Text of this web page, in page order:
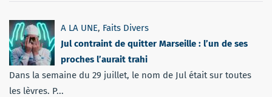
A LA UNE, Faits Divers
Jul contraint de quitter Marseille : l’un de ses
proches l’aurait trahi
Dans la semaine du 29 juillet, le nom de Jul était sur toutes
les lèvres. P...